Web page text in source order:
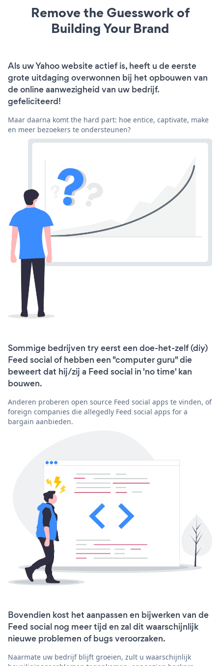
Remove the Guesswork of
Building Your Brand
Als uw Yahoo website actief is, heeft u de eerste
grote uitdaging overwonnen bij het opbouwen van
de online aanwezigheid van uw bedrijf.
gefeliciteerd!
Maar daarna komt the hard part: hoe entice, captivate, make
en meer bezoekers te ondersteunen?
Sommige bedrijven try eerst een doe-het-zelf (diy)
Feed social of hebben een "computer guru" die
beweert dat hij/zij a Feed social in 'no time' kan
bouwen.
Anderen proberen open source Feed social apps te vinden, of
foreign companies die allegedly Feed social apps for a
bargain aanbieden.
Bovendien kost het aanpassen en bijwerken van de
Feed social nog meer tijd en zal dit waarschijnlijk
nieuwe problemen of bugs veroorzaken.
Naarmate uw bedrijf blijft groeien, zult u waarschijnlijk